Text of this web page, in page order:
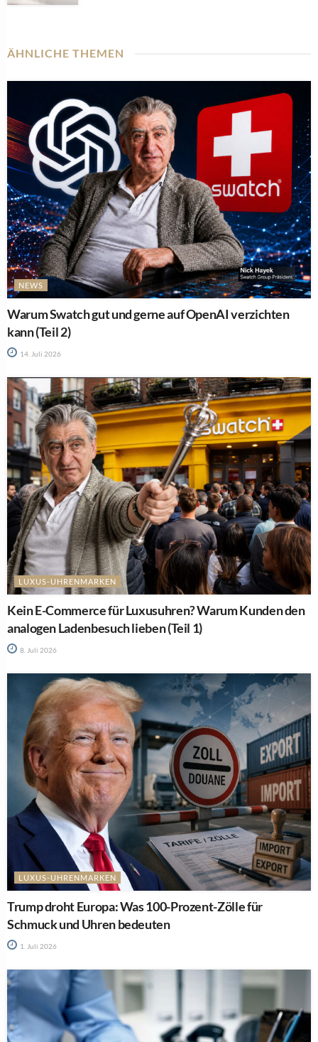
ÄHNLICHE THEMEN
NEWS
Warum Swatch gut und gerne auf OpenAI verzichten
kann (Teil 2)
14. Juli 2026
LUXUS-UHRENMARKEN
Kein E-Commerce für Luxusuhren? Warum Kunden den
analogen Ladenbesuch lieben (Teil 1)
8. Juli 2026
LUXUS-UHRENMARKEN
Trump droht Europa: Was 100-Prozent-Zölle für
Schmuck und Uhren bedeuten
1. Juli 2026